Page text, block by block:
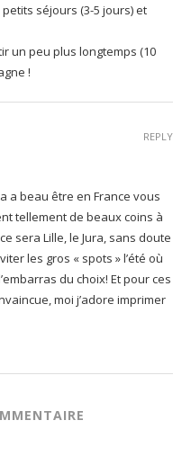
séjours (3-5 jours) et
un peu plus longtemps (10
!
a beau être en France vous
tellement de beaux coins à
sera Lille, le Jura, sans doute
les gros « spots » l’été où
du choix! Et pour ces
moi j’adore imprimer
REPLY